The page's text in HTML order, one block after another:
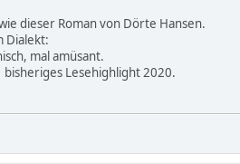
dieser Roman von Dörte Hansen.
Dialekt:
mal amüsant.
Lesehighlight 2020.